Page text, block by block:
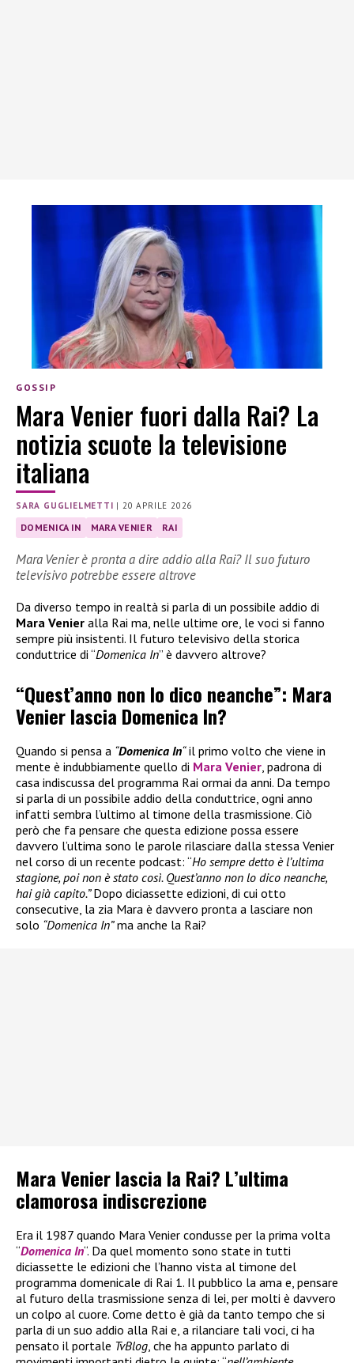
GOSSIP
Mara Venier fuori dalla Rai? La
notizia scuote la televisione
italiana
SARA GUGLIELMETTI | 20 APRILE 2026
DOMENICA IN MARA VENIER RAI
Mara Venier è pronta a dire addio alla Rai? Il suo futuro
televisivo potrebbe essere altrove
Da diverso tempo in realtà si parla di un possibile addio di
Mara Venier alla Rai ma, nelle ultime ore, le voci si fanno
sempre più insistenti. Il futuro televisivo della storica
conduttrice di “Domenica In” è davvero altrove?
“Quest’anno non lo dico neanche”: Mara
Venier lascia Domenica In?
Quando si pensa a “Domenica In“il primo volto che viene in
mente è indubbiamente quello di Mara Venier , padrona di
casa indiscussa del programma Rai ormai da anni. Da tempo
si parla di un possibile addio della conduttrice, ogni anno
infatti sembra l’ultimo al timone della trasmissione. Ciò
però che fa pensare che questa edizione possa essere
davvero l’ultima sono le parole rilasciare dalla stessa Venier
nel corso di un recente podcast: “Ho sempre detto è l’ultima
stagione, poi non è stato così. Quest’anno non lo dico neanche,
hai già capito.”Dopo diciassette edizioni, di cui otto
consecutive, la zia Mara è davvero pronta a lasciare non
solo “Domenica In”ma anche la Rai?
Mara Venier lascia la Rai? L’ultima
clamorosa indiscrezione
Era il 1987 quando Mara Venier condusse per la prima volta
“Domenica In“. Da quel momento sono state in tutti
diciassette le edizioni che l’hanno vista al timone del
programma domenicale di Rai 1. Il pubblico la ama e, pensare
al futuro della trasmissione senza di lei, per molti è davvero
un colpo al cuore. Come detto è già da tanto tempo che si
parla di un suo addio alla Rai e, a rilanciare tali voci, ci ha
pensato il portale TvBlog, che ha appunto parlato di